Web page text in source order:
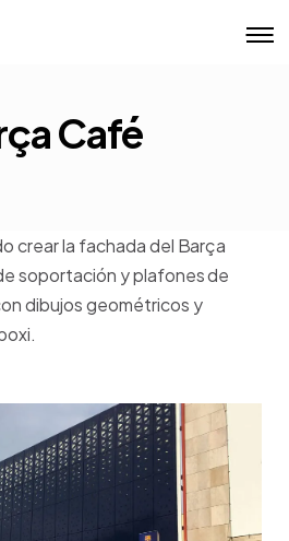
Café
crear la fachada del Barça
soportación y plafones de
dibujos geométricos y